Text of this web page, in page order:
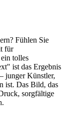
Fühlen Sie
für
tolles
ist das Ergebnis
junger Künstler,
ist. Das Bild, das
sorgfältige